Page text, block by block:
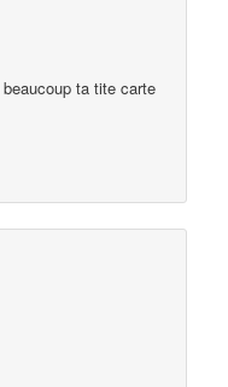
ta tite carte